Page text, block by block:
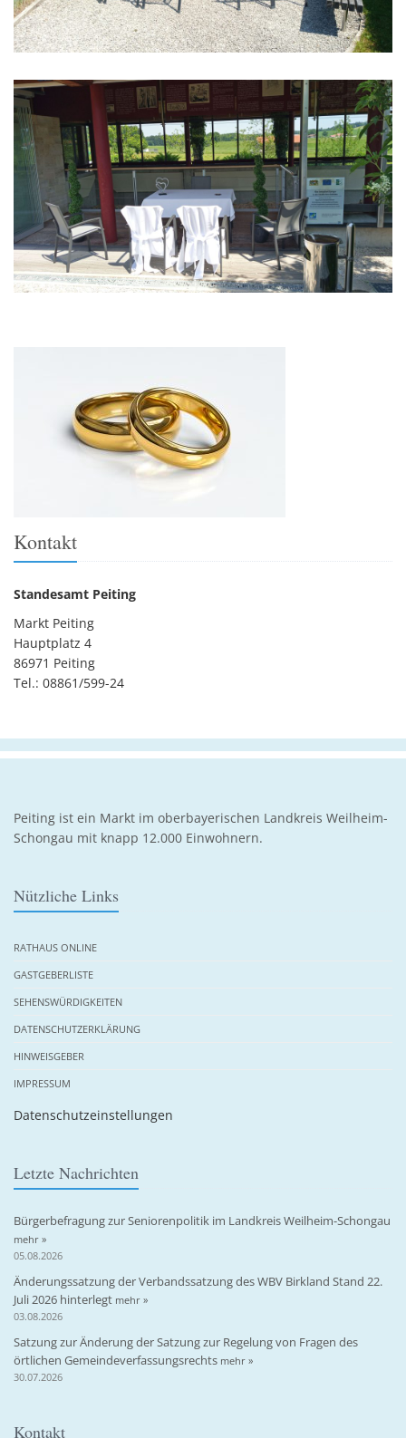
Kontakt
Standesamt Peiting
Markt Peiting
Hauptplatz 4
86971 Peiting
Tel.: 08861/599-24
Peiting ist ein Markt im oberbayerischen Landkreis Weilheim-
Schongau mit knapp 12.000 Einwohnern.
Nützliche Links
RATHAUS ONLINE
GASTGEBERLISTE
SEHENSWÜRDIGKEITEN
DATENSCHUTZERKLÄRUNG
HINWEISGEBER
IMPRESSUM
Datenschutzeinstellungen
Letzte Nachrichten
Bürgerbefragung zur Seniorenpolitik im Landkreis Weilheim-Schongau
mehr »
05.08.2026
Änderungssatzung der Verbandssatzung des WBV Birkland Stand 22.
Juli 2026 hinterlegt mehr »
03.08.2026
Satzung zur Änderung der Satzung zur Regelung von Fragen des
örtlichen Gemeindeverfassungsrechts mehr »
30.07.2026
Kontakt